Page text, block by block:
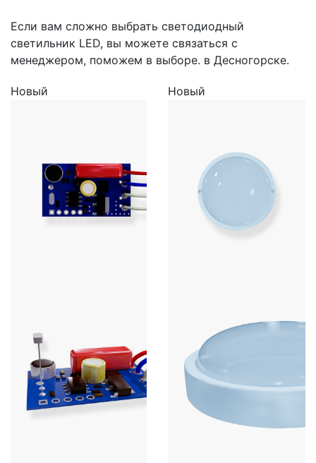
Если вам сложно выбрать светодиодный
светильник LED, вы можете связаться с
менеджером, поможем в выборе. в Десногорске.
Новый Новый